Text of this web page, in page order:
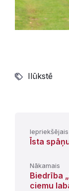
Ilūkstē
Iepriekšējais
Īsta
Nākamais
Biedrība
ciemu